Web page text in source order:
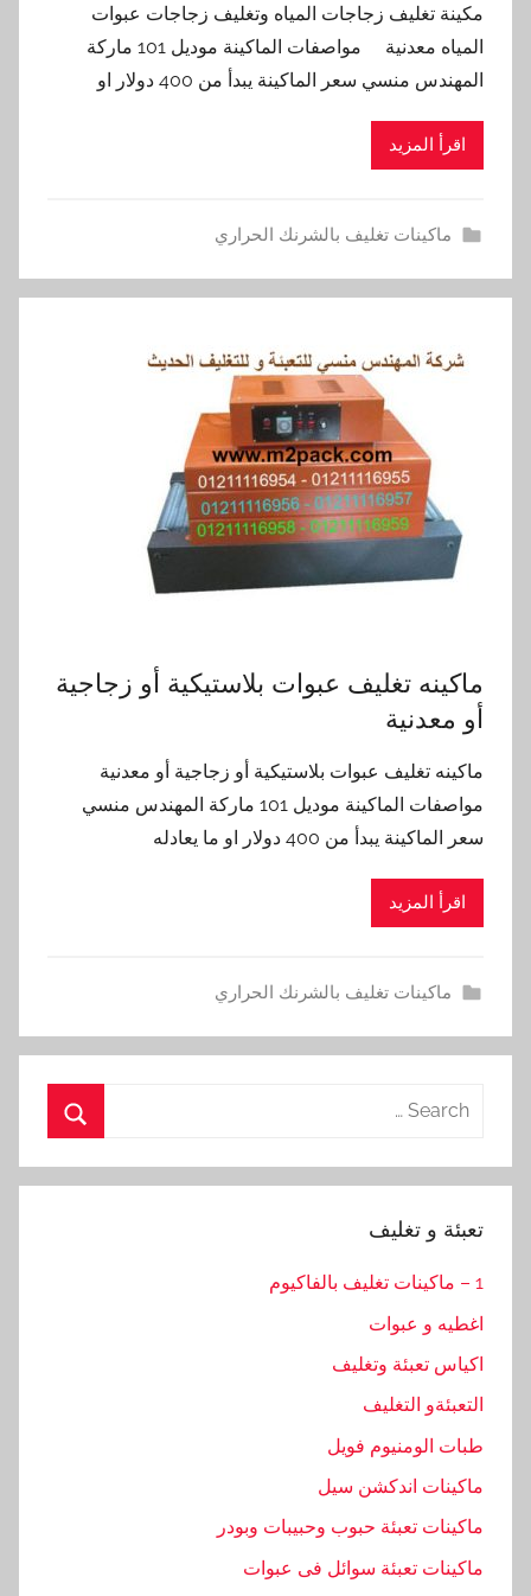
مكينة تغليف زجاجات المياه وتغليف زجاجات عبوات
المياه معدنية مواصفات الماكينة موديل 101 ماركة
المهندس منسي سعر الماكينة يبدأ من 400 دولار او
اقرأ المزيد
ماكينات تغليف بالشرنك الحراري
ماكينه تغليف عبوات بلاستيكية أو زجاجية
أو معدنية
ماكينه تغليف عبوات بلاستيكية أو زجاجية أو معدنية
مواصفات الماكينة موديل 101 ماركة المهندس منسي
سعر الماكينة يبدأ من 400 دولار او ما يعادله
اقرأ المزيد
ماكينات تغليف بالشرنك الحراري
Search
تعبئة و تغليف
1 – ماكينات تغليف بالفاكيوم
اغطيه و عبوات
اكياس تعبئة وتغليف
التعبئةو التغليف
طبات الومنيوم فويل
ماكينات اندكشن سيل
ماكينات تعبئة حبوب وحبيبات وبودر
ماكينات تعبئة سوائل فى عبوات